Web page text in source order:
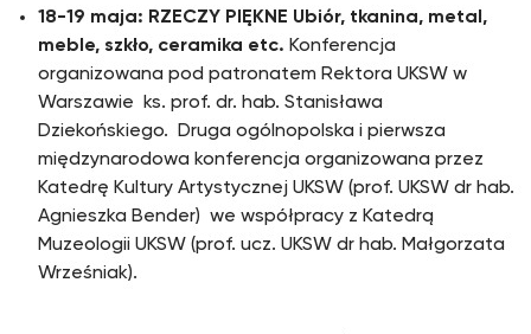
18-19 maja: RZECZY PIĘKNE Ubiór, tkanina, metal,
meble, szkło, ceramika etc. Konferencja
organizowana pod patronatem Rektora UKSW w
Warszawie ks. prof. dr. hab. Stanisława
Dziekońskiego. Druga ogólnopolska i pierwsza
międzynarodowa konferencja organizowana przez
Katedrę Kultury Artystycznej UKSW (prof. UKSW dr hab.
Agnieszka Bender) we współpracy z Katedrą
Muzeologii UKSW (prof. ucz. UKSW dr hab. Małgorzata
Wrześniak).